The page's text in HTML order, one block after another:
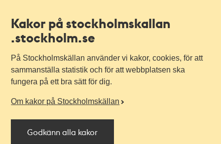
Kakor på stockholmskallan
.stockholm.se
På Stockholmskällan använder vi kakor, cookies, för att
sammanställa statistik och för att webbplatsen ska
fungera på ett bra sätt för dig.
Om kakor på Stockholmskällan
Godkänn alla kakor